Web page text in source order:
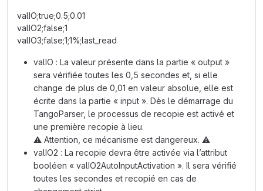
valIO;true;0.5;0.01
valIO2;false;1
valIO3;false;1;1%;last_read
valIO : La valeur présente dans la partie « output »
sera vérifiée toutes les 0,5 secondes et, si elle
change de plus de 0,01 en valeur absolue, elle est
écrite dans la partie « input ». Dès le démarrage du
TangoParser, le processus de recopie est activé et
une première recopie à lieu.
⚠️ Attention, ce mécanisme est dangereux. ⚠️
valIO2 : La recopie devra être activée via l’attribut
booléen « valIO2AutoInputActivation ». Il sera vérifié
toutes les secondes et recopié en cas de